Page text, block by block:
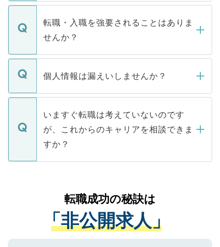
ます。通常、5営業日以内にはご連絡をせて
いただきますので、しばらくお待ちくださ
い。
マイナビDOCTORで取り扱っている求人の
うち約3割は、Webサイトからご覧いただ
けない「非公開求人」です。非公開求人は
下記の理由によって、一般には公開してい
ません。
■応募殺到を避けるため 人気のある医療機
関を公にしてしまうと、応募が殺到する場
に、医療機関が求める条件に合った人材の
みを人材紹介会社に依頼するケースが増え
ています。
転職・入職を強要されることはありま
せんか？
転職・入職を強要することは一切ありませ
ん。また、仮に応募先から内定をいただい
定を承諾する必要はありません。内定先へ
の辞退の連絡はキャリアパートナーが行い
ますので、ご安心ください。
個人情報は漏えいしませんか？
個人情報が漏えいすることはありませんの
で、ご安心ください。当サイトからの登録
などで収集したご登録者様の個人情報は、
ご本人のキャリアアップおよび転職活動の
支援を目的に使用いたします。お預かりし
ているすべての個人データはご本人の許可
は、個人情報の取り扱いについての厳密な
管理基準を満たした事業者のみに付与され
る、プライバシーマークを取得済みです。
ご登録いただいた個人情報は、SSL（デー
いますぐ転職は考えていないのです
が、これからのキャリアを相談できま
すか？
かがいして、現在の医療機関の状況や紹介
経験をまじえながら、適切なアドバイスを
させていただきます。すぐにご転職をされ
ない方には、長期的なサポートが可能です
ので、まずはご登録ください。
転職成功の秘訣は
「非公開求人」